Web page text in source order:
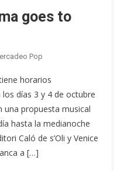
goes to
Pop
horarios
días 3 y 4 de octubre
una propuesta musical
hasta la medianoche
Caló de s’Oli y Venice
a […]